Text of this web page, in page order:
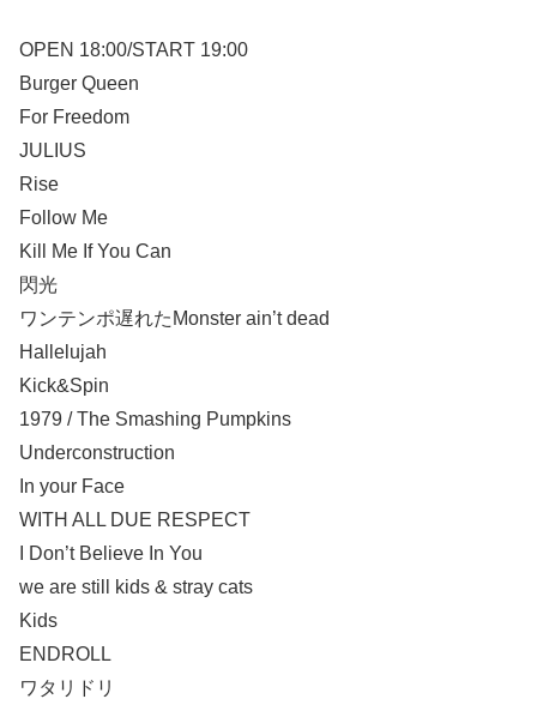
OPEN 18:00/START 19:00
Burger Queen
For Freedom
JULIUS
Rise
Follow Me
Kill Me If You Can
閃光
ワンテンポ遅れたMonster ain’t dead
Hallelujah
Kick&Spin
1979 / The Smashing Pumpkins
Underconstruction
In your Face
WITH ALL DUE RESPECT
I Don’t Believe In You
we are still kids & stray cats
Kids
ENDROLL
ワタリドリ